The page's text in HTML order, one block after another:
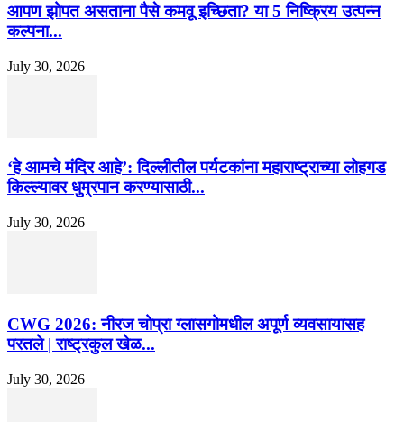
आपण झोपत असताना पैसे कमवू इच्छिता? या 5 निष्क्रिय उत्पन्न
कल्पना...
July 30, 2026
‘हे आमचे मंदिर आहे’: दिल्लीतील पर्यटकांना महाराष्ट्राच्या लोहगड
किल्ल्यावर धुम्रपान करण्यासाठी...
July 30, 2026
CWG 2026: नीरज चोप्रा ग्लासगोमधील अपूर्ण व्यवसायासह
परतले | राष्ट्रकुल खेळ...
July 30, 2026